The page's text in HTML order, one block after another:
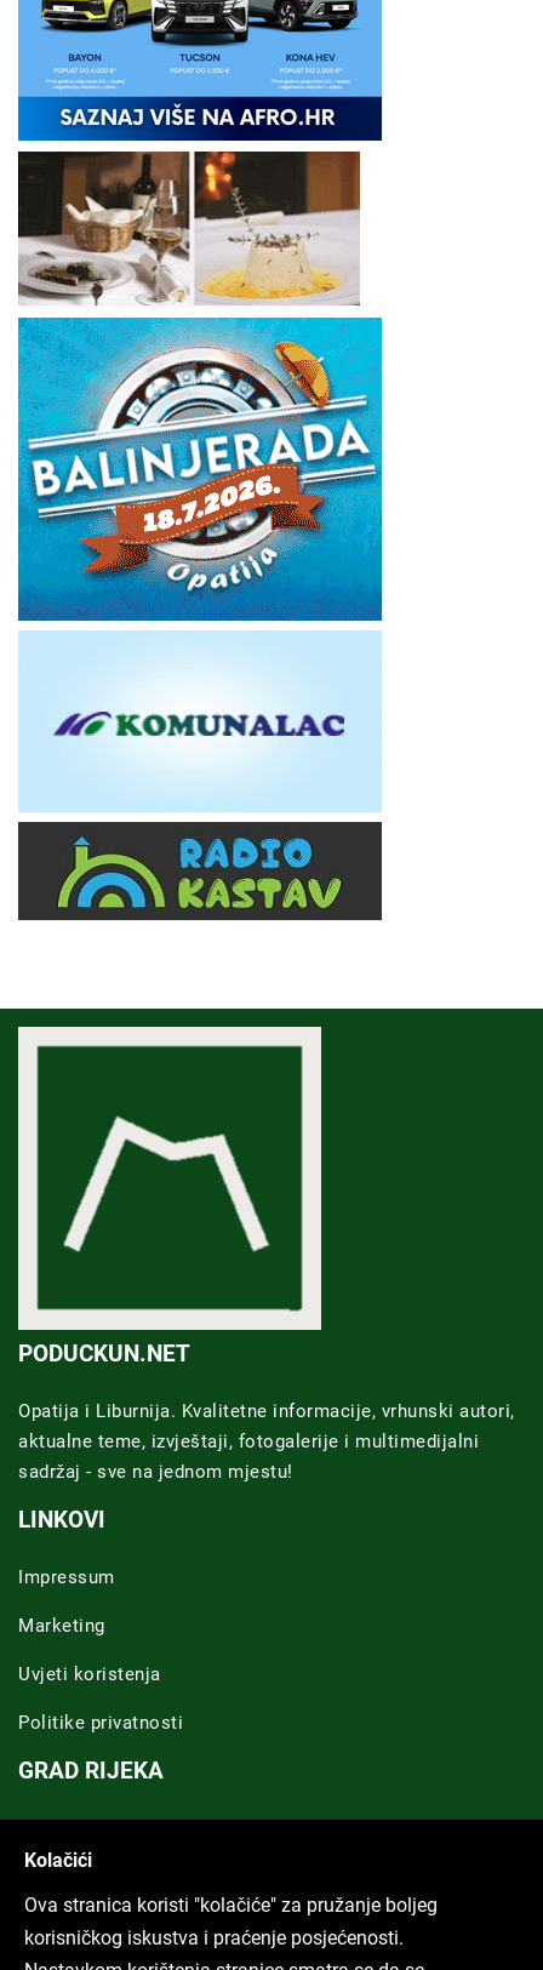
PODUCKUN.NET
Opatija i Liburnija. Kvalitetne informacije, vrhunski autori,
aktualne teme, izvještaji, fotogalerije i multimedijalni
sadržaj - sve na jednom mjestu!
LINKOVI
Impressum
Marketing
Uvjeti koristenja
Politike privatnosti
GRAD RIJEKA
ARHIVA TEKSTOVA
Kolačići
Ova stranica koristi "kolačiće" za pružanje boljeg
korisničkog iskustva i praćenje posjećenosti.